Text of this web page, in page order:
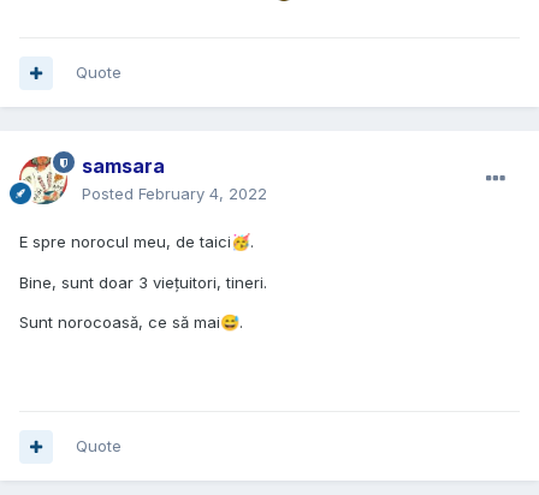
Quote
samsara
Posted February 4, 2022
E spre norocul meu, de taici 🥳.
Bine, sunt doar 3 viețuitori, tineri.
Sunt norocoasă, ce să mai😅.
Quote